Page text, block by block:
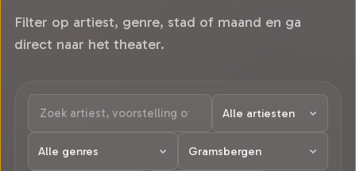
Filter op artiest, genre, stad of maand en ga
direct naar het theater.